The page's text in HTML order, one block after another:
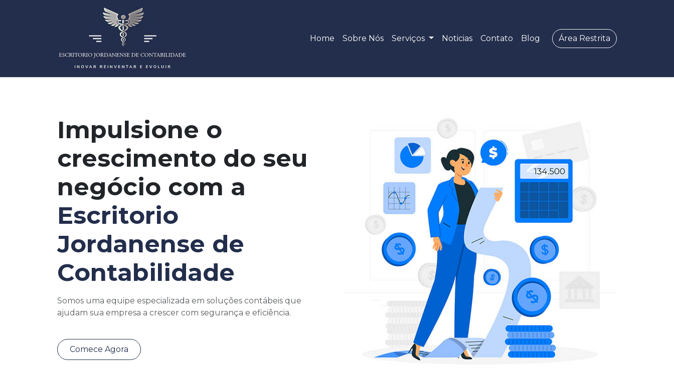
Home Sobre Nós Serviços Noticias Contato Blog Área Restrita
Impulsione o
crescimento do seu
negócio com a
Escritorio
Jordanense de
Contabilidade
Somos uma equipe especializada em soluções contábeis que
ajudam sua empresa a crescer com segurança e eficiência.
Comece Agora